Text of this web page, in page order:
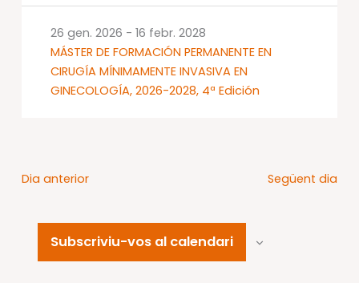
MÁSTER DE FORMACIÓN PERMANENTE EN
CIRUGÍA MÍNIMAMENTE INVASIVA EN
GINECOLOGÍA, 2026-2028, 4ª Edición
26 gen. 2026 - 16 febr. 2028
Dia anterior Següent dia
Subscriviu-vos al calendari